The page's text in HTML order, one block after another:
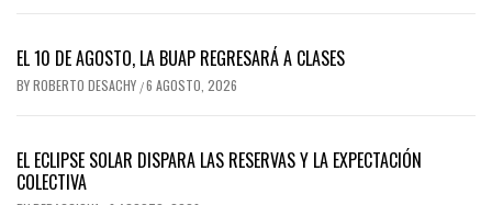
EL 10 DE AGOSTO, LA BUAP REGRESARÁ A CLASES
BYROBERTO DESACHY /6 AGOSTO, 2026
EL ECLIPSE SOLAR DISPARA LAS RESERVAS Y LA EXPECTACIÓN
COLECTIVA